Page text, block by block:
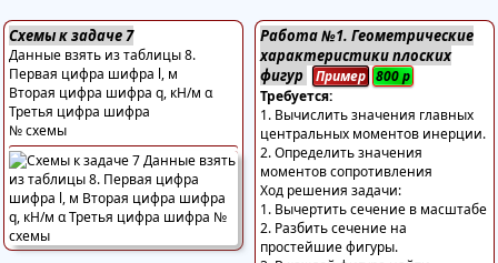
Схемы к задаче 7
Данные взять из таблицы 8.
Первая цифра шифра l, м
Вторая цифра шифра q, кН/м α
Третья цифра шифра
№ схемы
Работа №1. Геометрические
характеристики плоских
фигур
Пример 800р
Требуется:
1. Вычислить значения главных
центральных моментов инерции.
2. Определить значения
моментов сопротивления
Ход решения задачи:
1. Вычертить сечение в масштабе
2. Разбить сечение на
простейшие фигуры.